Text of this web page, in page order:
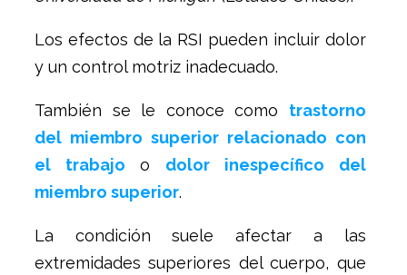
Los efectos de la RSI pueden incluir dolor
y un control motriz inadecuado.
También se le conoce como trastorno
del miembro superior relacionado con
el trabajo o dolor inespecífico del
miembro superior.
La condición suele afectar a las
extremidades superiores del cuerpo, que